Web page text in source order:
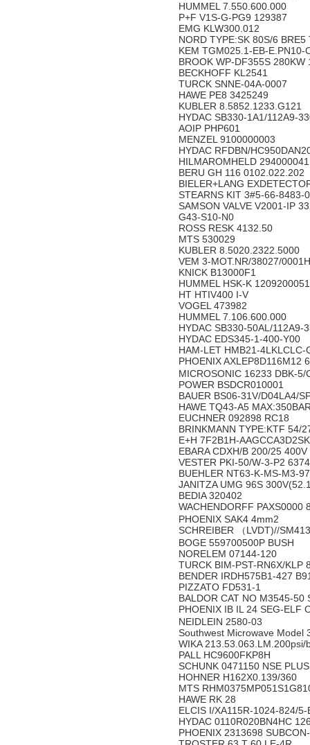
HUMMEL 7.550.600.000
P+F V1S-G-PG9 129387
EMG KLW300.012
NORD TYPE:SK 80S/6
KEM TGM025.1-EB-E.PN10-
BROOK WP-DF355S
BECKHOFF KL2541
TURCK SNNE-04A-0007
HAWE PE8 3425249
KUBLER 8.5852.1233.G121
HYDAC SB330-1A1/112A9-
AOIP PHP601
MENZEL 9100000003
HYDAC RFDBN/
HILMAROMHELD 294000041
BERU GH 116 0102.022.202
BIELER+LANG
STEARNS KIT 3#5-66-
SAMSON VALVE V2001-IP
G43-S10-N0
ROSS RESK 4132.50
MTS 530029
KUBLER 8.5020.2322.5000
VEM 3-MOT.NR/38027/
KNICK B13000F1
HUMMEL HSK-K 1209200051
HT HTIV400 I-V
VOGEL 473982
HUMMEL 7.106.600.000
HYDAC SB330-50AL/112A9-
HYDAC EDS345-1-400-Y00
HAM-LET HMB21-4LKLCLC-
PHOENIX AXLEP8D116M12
MICROSONIC 16233 DBK-5/
POWER BSDCR010001
BAUER BS06-31V/D04LA4/
HAWE TQ43-A5
EUCHNER 092898 RC18
BRINKMANN TYPE:KTF 54/
E+H 7F2B1H-
EBARA CDXH/B 200/25 400V
VESTER PKI-50/W-3-P2
BUEHLER NT63-K-MS-M3-
JANITZA UMG 96S
BEDIA 320402
WACHENDORFF PAXS0000
PHOENIX SAK4 4mm2
SCHREIBER （LVDT)//
BOGE 559700500P BUSH
NORELEM 07144-120
TURCK BIM-PST-RN6X/KLP
BENDER IRDH575B1-427
PIZZATO FD531-1
BALDOR CAT NO M3545-50
PHOENIX IB IL 24 SEG-ELF
NEIDLEIN 2580-03
Southwest Microwave Model
WIKA 213.53.063.LM.200psi/
PALL HC9600FKP8H
SCHUNK 0471150 NSE
HOHNER H162X0.139/360
MTS
HAWE RK 28
ELCIS I/XA115R-1024-824/
HYDAC 0110R020BN4HC
PHOENIX 2313698